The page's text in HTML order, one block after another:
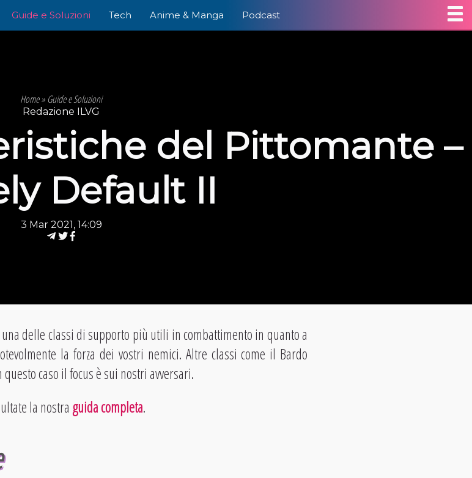
Guide e Soluzioni Tech Anime & Manga Podcast
Home» Guide e Soluzioni
Redazione ILVG
del Pittomante –
Default II
3 Mar 2021, 14:09
delle classi di supporto più utili in combattimento in quanto a
la forza dei vostri nemici. Altre classi come il Bardo
caso il focus è sui nostri avversari.
la nostra guida completa.